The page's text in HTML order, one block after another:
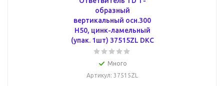
образный
вертикальный осн.300
H50, цинк-ламельный
(упак. 1шт) 37515ZL DKC
Много
Артикул: 37515ZL